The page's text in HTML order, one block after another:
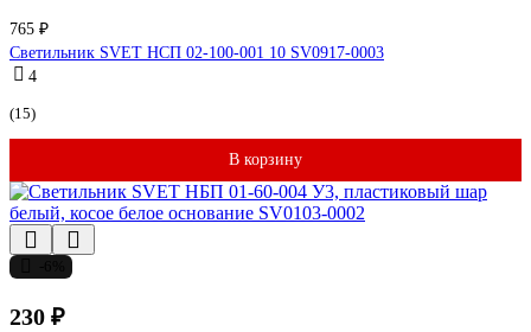
765 ₽
Светильник SVET НСП 02-100-001 10 SV0917-0003
4
(15)
В корзину
230 ₽